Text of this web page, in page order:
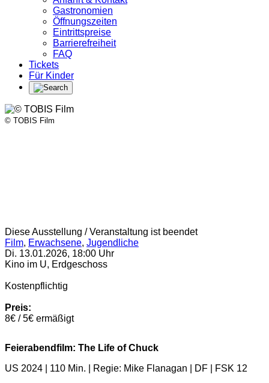
Gastronomien
Öffnungszeiten
Eintrittspreise
Barrierefreiheit
FAQ
Tickets
Für Kinder
© TOBIS Film
Diese Ausstellung / Veranstaltung ist beendet
Film, Erwachsene, Jugendliche
Di. 13.01.2026, 18:00 Uhr
Kino im U, Erdgeschoss
Kostenpflichtig
Preis:
8€ / 5€ ermäßigt
Feierabendfilm: The Life of Chuck
US 2024 | 110 Min. | Regie: Mike Flanagan | DF | FSK 12